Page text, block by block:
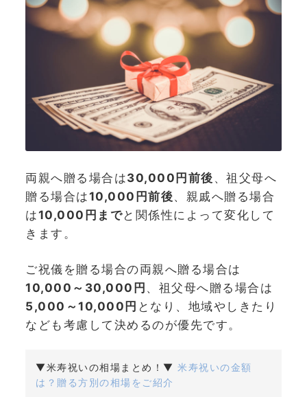
両親へ贈る場合は30,000円前後 、祖父母へ
贈る場合は10,000円前後、親戚へ贈る場合
は10,000円までと関係性によって変化して
きます。
ご祝儀を贈る場合の両親へ贈る場合は
10,000～30,000円 、祖父母へ贈る場合は
5,000～10,000円 となり、地域やしきたり
なども考慮して決めるのが優先です。
▼米寿祝いの相場まとめ！▼ 米寿祝いの金額
は？贈る方別の相場をご紹介